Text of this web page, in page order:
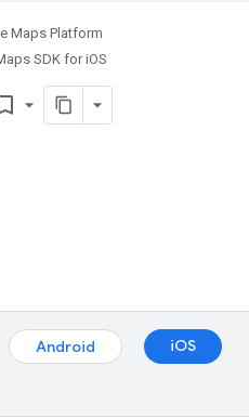
Maps Platform
SDK for iOS
Android
iOS